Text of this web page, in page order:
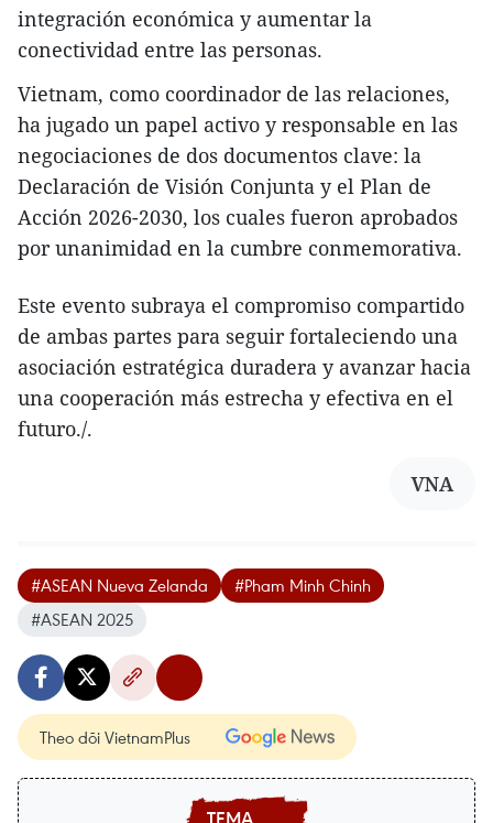
integración económica y aumentar la
conectividad entre las personas.
Vietnam, como coordinador de las relaciones,
ha jugado un papel activo y responsable en las
negociaciones de dos documentos clave: la
Declaración de Visión Conjunta y el Plan de
Acción 2026-2030, los cuales fueron aprobados
por unanimidad en la cumbre conmemorativa.
Este evento subraya el compromiso compartido
de ambas partes para seguir fortaleciendo una
asociación estratégica duradera y avanzar hacia
una cooperación más estrecha y efectiva en el
futuro./.
VNA
#ASEAN Nueva Zelanda
#Pham Minh Chinh
#ASEAN 2025
Theo dõi VietnamPlus